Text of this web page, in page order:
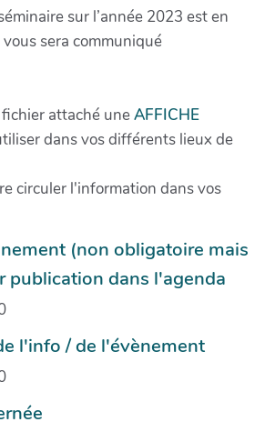
sur l’année 2023 est en
sera communiqué
attaché uneAFFICHE
dans vos différents lieux de
circuler l'information dans vos
(non obligatoire mais
publication dans l'agenda
l'info / de l'évènement